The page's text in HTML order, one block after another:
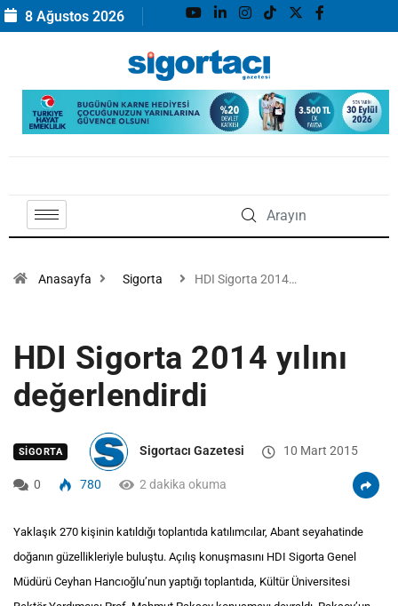
8 Ağustos 2026
Anasayfa Sigorta HDI Sigorta 2014…
HDI Sigorta 2014 yılını
değerlendirdi
SIGORTA Sigortacı Gazetesi 10 Mart 2015
0 780 2 dakika okuma
Yaklaşık 270 kişinin katıldığı toplantıda katılımcılar, Abant seyahatinde
doğanın güzellikleriyle buluştu. Açılış konuşmasını HDI Sigorta Genel
Müdürü Ceyhan Hancıoğlu’nun yaptığı toplantıda, Kültür Üniversitesi